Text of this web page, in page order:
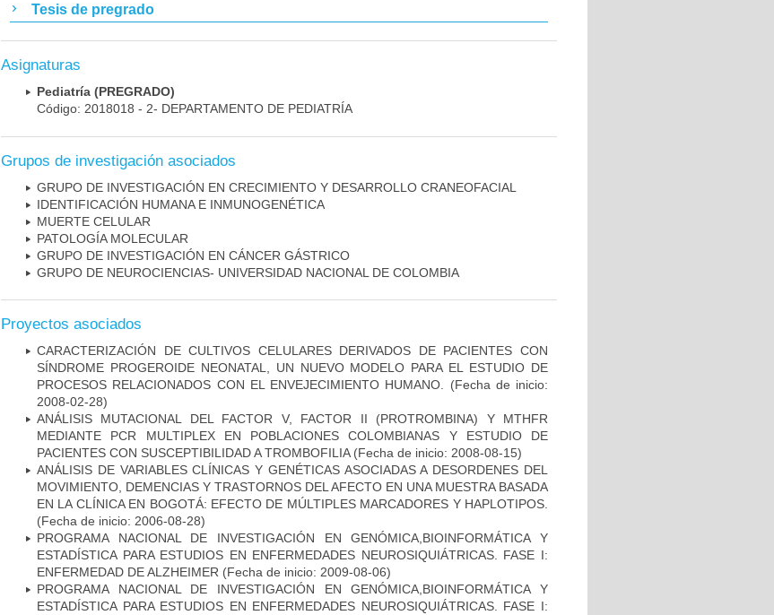
Tesis de pregrado
Asignaturas
Pediatría (PREGRADO)
Código: 2018018 - 2- DEPARTAMENTO DE PEDIATRÍA
Grupos de investigación asociados
GRUPO DE INVESTIGACIÓN EN CRECIMIENTO Y DESARROLLO CRANEOFACIAL
IDENTIFICACIÓN HUMANA E INMUNOGENÉTICA
MUERTE CELULAR
PATOLOGÍA MOLECULAR
GRUPO DE INVESTIGACIÓN EN CÁNCER GÁSTRICO
GRUPO DE NEUROCIENCIAS- UNIVERSIDAD NACIONAL DE COLOMBIA
Proyectos asociados
CARACTERIZACIÓN DE CULTIVOS CELULARES DERIVADOS DE PACIENTES CON
SÍNDROME PROGEROIDE NEONATAL, UN NUEVO MODELO PARA EL ESTUDIO DE
PROCESOS RELACIONADOS CON EL ENVEJECIMIENTO HUMANO.
(Fecha de inicio:
2008-02-28)
ANÁLISIS MUTACIONAL DEL FACTOR V, FACTOR II (PROTROMBINA) Y MTHFR
MEDIANTE PCR MULTIPLEX EN POBLACIONES COLOMBIANAS Y ESTUDIO DE
PACIENTES CON SUSCEPTIBILIDAD A TROMBOFILIA(Fecha de inicio: 2008-08-15)
ANÁLISIS DE VARIABLES CLÍNICAS Y GENÉTICAS ASOCIADAS A DESORDENES DEL
MOVIMIENTO, DEMENCIAS Y TRASTORNOS DEL AFECTO EN UNA MUESTRA BASADA
EN LA CLÍNICA EN BOGOTÁ: EFECTO DE MÚLTIPLES MARCADORES Y HAPLOTIPOS.
(Fecha de inicio: 2006-08-28)
PROGRAMA NACIONAL DE INVESTIGACIÓN EN GENÓMICA,BIOINFORMÁTICA Y
ESTADÍSTICA PARA ESTUDIOS EN ENFERMEDADES NEUROSIQUIÁTRICAS. FASE I:
ENFERMEDAD DE ALZHEIMER (Fecha de inicio: 2009-08-06)
PROGRAMA NACIONAL DE INVESTIGACIÓN EN GENÓMICA,BIOINFORMÁTICA Y
ESTADÍSTICA PARA ESTUDIOS EN ENFERMEDADES NEUROSIQUIÁTRICAS. FASE I: